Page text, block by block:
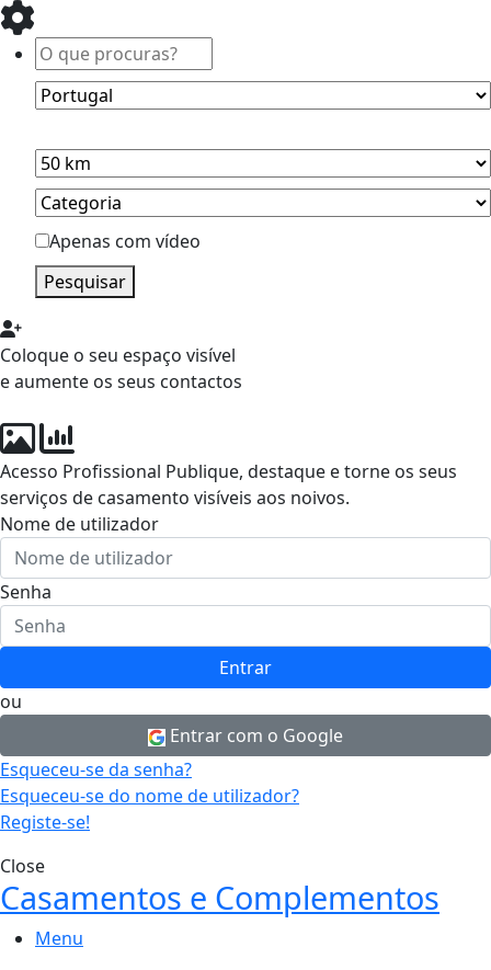
Apenas com vídeo
Pesquisar
Coloque o seu espaço visível
e aumente os seus contactos
Acesso Profissional Publique, destaque e torne os seus
serviços de casamento visíveis aos noivos.
Nome de utilizador
Senha
Entrar
ou
Entrar com o Google
Esqueceu-se da senha?
Esqueceu-se do nome de utilizador?
Registe-se!
Close
Casamentos e Complementos
Menu